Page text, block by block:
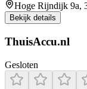
Hoge Rijndijk 9a,
Bekijk details
ThuisAccu.nl
Gesloten